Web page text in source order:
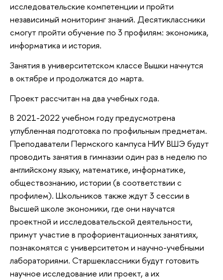
исследовательские компетенции и пройти
независимый мониторинг знаний. Десятиклассники
смогут пройти обучение по 3 профилям: экономика,
информатика и история.
Занятия в университетском классе Вышки начнутся
в октябре и продолжатся до марта.
Проект рассчитан на два учебных года.
В 2021-2022 учебном году предусмотрена
углубленная подготовка по профильным предметам.
Преподаватели Пермского кампуса НИУ ВШЭ будут
проводить занятия в гимназии один раз в неделю по
английскому языку, математике, информатике,
обществознанию, истории (в соответствии с
профилем). Школьников также ждут 3 сессии в
Высшей школе экономики, где они научатся
проектной и исследовательской деятельности,
примут участие в профориентационных занятиях,
познакомятся с университетом и научно-учебными
лабораториями. Старшеклассники будут готовить
научное исследование или проект, а их